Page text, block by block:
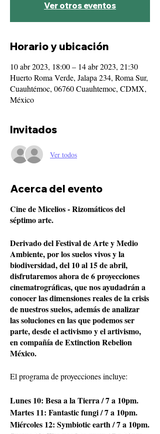
Ver otros eventos
Horario y ubicación
10 abr 2023, 18:00 – 14 abr 2023, 21:30
Huerto Roma Verde, Jalapa 234, Roma Sur,
Cuauhtémoc, 06760 Cuauhtemoc, CDMX,
México
Invitados
Ver todos
Acerca del evento
Cine de Micelios - Rizomáticos del
séptimo arte.
Derivado del Festival de Arte y Medio
Ambiente, por los suelos vivos y la
biodiversidad, del 10 al 15 de abril,
disfrutaremos ahora de 6 proyecciones
cinematrográficas, que nos ayudadrán a
conocer las dimensiones reales de la crisis
de nuestros suelos, además de analizar
las soluciones en las que podemos ser
parte, desde el activismo y el artivismo,
en compañía de Extinction Rebelion
México.
El programa de proyecciones incluye:
Lunes 10: Besa a la Tierra / 7 a 10pm.
Martes 11: Fantastic fungi / 7 a 10pm.
Miércoles 12: Symbiotic earth / 7 a 10pm.